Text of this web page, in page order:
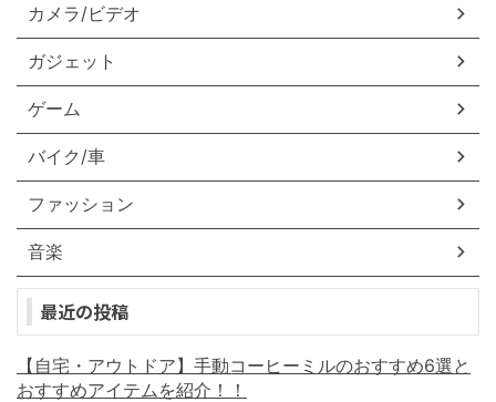
カメラ/ビデオ
ガジェット
ゲーム
バイク/車
ファッション
音楽
最近の投稿
【自宅・アウトドア】手動コーヒーミルのおすすめ6選と
おすすめアイテムを紹介！！